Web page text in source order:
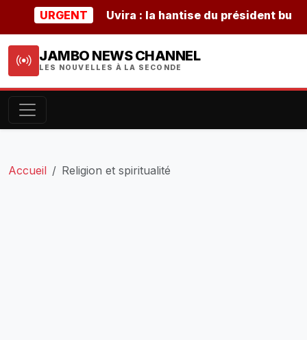
URGENT Uvira : la hantise du président
JAMBO NEWS CHANNEL
LES NOUVELLES À LA SECONDE
Accueil Religion et spiritualité